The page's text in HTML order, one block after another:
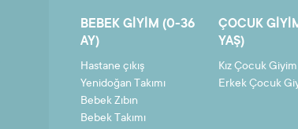
BEBEK GIYIM (0-36
AY)
Hastane çıkış
Yenidoğan Takımı
Bebek Zıbın
Bebek Takımı
ÇOCUK
YAŞ)
Kız Çocuk Giyim
Erkek Çocuk